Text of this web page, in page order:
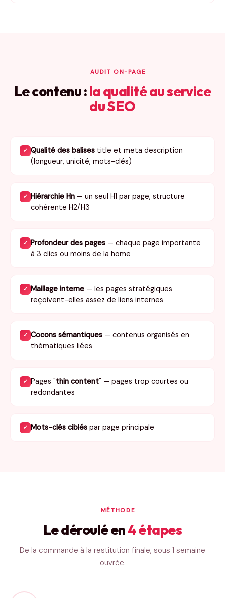
AUDIT ON-PAGE
Le contenu :la qualité au service
du SEO
✓ Qualité des balises title et meta description
(longueur, unicité, mots-clés)
✓ Hiérarchie Hn — un seul H1 par page, structure
cohérente H2/H3
✓ Profondeur des pages — chaque page importante
à 3 clics ou moins de la home
✓ Maillage interne — les pages stratégiques
reçoivent-elles assez de liens internes
✓ Cocons sémantiques — contenus organisés en
thématiques liées
✓ Pages "thin content" — pages trop courtes ou
redondantes
✓ Mots-clés ciblés par page principale
MÉTHODE
Le déroulé en4 étapes
De la commande à la restitution finale, sous 1 semaine
ouvrée.